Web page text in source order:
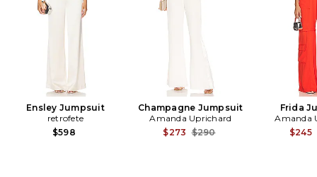
Ensley Jumpsuit
retrofete
$598
Champagne Jumpsuit
Amanda Uprichard
$273 Previous price:
$290
Frida
Amanda
$245